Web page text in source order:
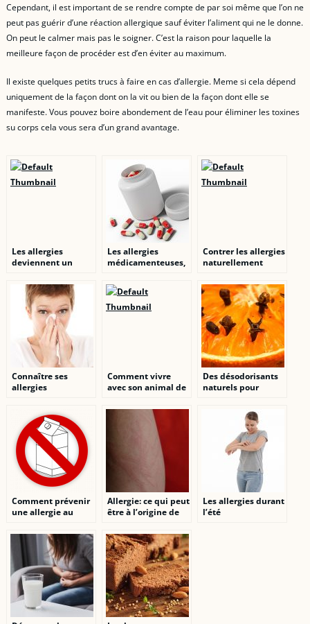
Cependant, il est important de se rendre compte de par soi même que l’on ne
peut pas guérir d’une réaction allergique sauf éviter l’aliment qui ne le donne.
On peut le calmer mais pas le soigner. C’est la raison pour laquelle la
meilleure façon de procéder est d’en éviter au maximum.
Il existe quelques petits trucs à faire en cas d’allergie. Meme si cela dépend
uniquement de la façon dont on la vit ou bien de la façon dont elle se
manifeste. Vous pouvez boire abondement de l’eau pour éliminer les toxines
su corps cela vous sera d’un grand avantage.
Les allergies
deviennent un
Les allergies
médicamenteuses,
nombreuses
Contrer les allergies
naturellement
Connaître ses
allergies
Comment vivre
avec son animal de
on y est allergique ?
Des désodorisants
naturels pour
Comment prévenir
une allergie au
Allergie: ce qui peut
être à l’origine de
Les allergies durant
l’été